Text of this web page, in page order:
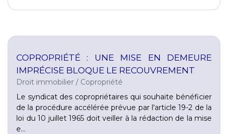
COPROPRIÉTÉ : UNE MISE EN DEMEURE
IMPRÉCISE BLOQUE LE RECOUVREMENT
Droit immobilier / Copropriété
Le syndicat des copropriétaires qui souhaite bénéficier
de la procédure accélérée prévue par l'article 19-2 de la
loi du 10 juillet 1965 doit veiller à la rédaction de la mise
e...